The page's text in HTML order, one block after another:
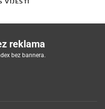
reklama
bez bannera.